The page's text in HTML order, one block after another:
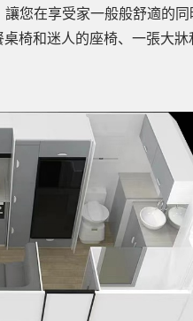
讓您在享受家一般般舒適的
椅和迷人的座椅、一張大